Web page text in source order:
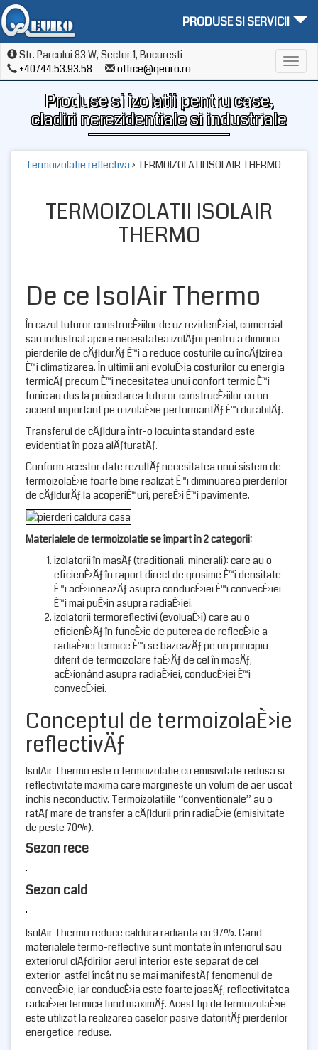
Str. Parcului 83 W, Sector 1, Bucuresti
+40744.53.93.58
office@qeuro.ro
PRODUSE SI SERVICII
Produse si izolatii pentru case,
cladiri nerezidentiale si industriale
Termoizolatie reflectiva › TERMOIZOLATII ISOLAIR THERMO
TERMOIZOLATII ISOLAIR
THERMO
De ce IsolAir Thermo
În cazul tuturor construcÈ›iilor de uz rezidenÈ›ial, comercial
sau industrial apare necesitatea izolÄƒrii pentru a diminua
pierderile de cÄƒldurÄƒ È™i a reduce costurile cu încÄƒlzirea
È™i climatizarea. În ultimii ani evoluÈ›ia costurilor cu energia
termicÄƒ precum È™i necesitatea unui confort termic È™i
fonic au dus la proiectarea tuturor construcÈ›iilor cu un
accent important pe o izolaÈ›ie performantÄƒ È™i durabilÄƒ.
Transferul de cÄƒldura într-o locuinta standard este
evidentiat în poza alÄƒturatÄƒ.
Conform acestor date rezultÄƒ necesitatea unui sistem de
termoizolaÈ›ie foarte bine realizat È™i diminuarea pierderilor
de cÄƒldurÄƒ la acoperiÈ™uri, pereÈ›i È™i pavimente.
Materialele de termoizolatie se împart în 2 categorii:
izolatorii în masÄƒ (traditionali, minerali): care au o
eficienÈ›Äƒ în raport direct de grosime È™i densitate
È™i acÈ›ioneazÄƒ asupra conducÈ›iei È™i convecÈ›iei
È™i mai puÈ›in asupra radiaÈ›iei.
izolatorii termoreflectivi (evoluaÈ›i) care au o
eficienÈ›Äƒ în funcÈ›ie de puterea de reflecÈ›ie a
radiaÈ›iei termice È™i se bazeazÄƒ pe un principiu
diferit de termoizolare faÈ›Äƒ de cel în masÄƒ,
acÈ›ionând asupra radiaÈ›iei, conducÈ›iei È™i
convecÈ›iei.
Conceptul de termoizolaÈ›ie
reflectivÄƒ
IsolAir Thermo este o termoizolatie cu emisivitate redusa si
reflectivitate maxima care margineste un volum de aer uscat
inchis neconductiv. Termoizolatiile “conventionale” au o
ratÄƒ mare de transfer a cÄƒldurii prin radiaÈ›ie (emisivitate
de peste 70%).
Sezon rece
Sezon cald
IsolAir Thermo reduce caldura radianta cu 97%. Cand
materialele termo-reflective sunt montate în interiorul sau
exteriorul clÄƒdirilor aerul interior este separat de cel
exterior astfel încât nu se mai manifestÄƒ fenomenul de
convecÈ›ie, iar conducÈ›ia este foarte joasÄƒ, reflectivitatea
radiaÈ›iei termice fiind maximÄƒ. Acest tip de termoizolaÈ›ie
este utilizat la realizarea caselor pasive datoritÄƒ pierderilor
energetice reduse.